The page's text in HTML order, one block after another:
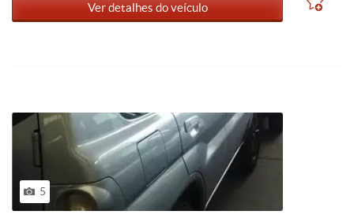
Ver detalhes do veículo
5